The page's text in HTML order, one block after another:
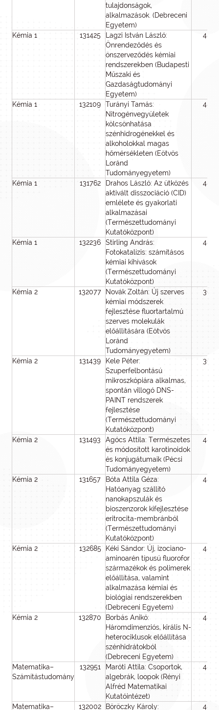
tulajdonságok,
alkalmazások. (Debreceni
Egyetem)
Kémia 1 131425
Lagzi István László:
Önrendeződés és
önszerveződés kémiai
rendszerekben (Budapesti
Műszaki és
Gazdaságtudományi
Egyetem)
48
Kémia 1 132109
Turányi Tamás:
Nitrogénvegyületek
kölcsönhatása
szénhidrogénekkel és
alkoholokkal magas
hőmérsékleten (Eötvös
Loránd
Tudományegyetem)
48
Kémia 1 131762
Drahos László: Az ütközés
aktivált disszociáció (CID)
emlélete és gyakorlati
alkalmazásai
(Természettudományi
Kutatóközpont)
48
Kémia 1 132236
Stirling András:
Fotokatalízis: számításos
kémiai kihívások
(Természettudományi
Kutatóközpont)
48
Kémia 2 132077
Novák Zoltán: Új szerves
kémiai módszerek
fejlesztése fluortartalmú
szerves molekulák
előállítására (Eötvös
Loránd
Tudományegyetem)
36
Kémia 2 131439
Kele Péter:
Szuperfelbontású
mikroszkópiára alkalmas,
spontán villogó DNS-
PAINT rendszerek
fejlesztése
(Természettudományi
Kutatóközpont)
36
Kémia 2 131493
Agócs Attila: Természetes
és módosított karotinoidok
és konjugátumaik (Pécsi
Tudományegyetem)
48
Kémia 2 131657
Bóta Attila Géza:
Hatóanyag szállító
nanokapszulák és
bioszenzorok kifejlesztése
eritrocita-membránból
(Természettudományi
Kutatóközpont)
48
Kémia 2 132685
Kéki Sándor: Új, izociano-
aminoarén típusú fluorofor
származékok és polimerek
előállítása, valamint
alkalmazása kémiai és
biológiai rendszerekben
(Debreceni Egyetem)
48
Kémia 2 132870
Borbás Anikó:
Háromdimenziós, királis N-
heterociklusok előállítása
szénhidrátokból
(Debreceni Egyetem)
48
Matematika–
Számítástudomány
132951
Maróti Attila: Csoportok,
algebrák, loopok (Rényi
Alfréd Matematikai
Kutatóintézet)
48
Matematika– 132002 Böröczky Károly: 48